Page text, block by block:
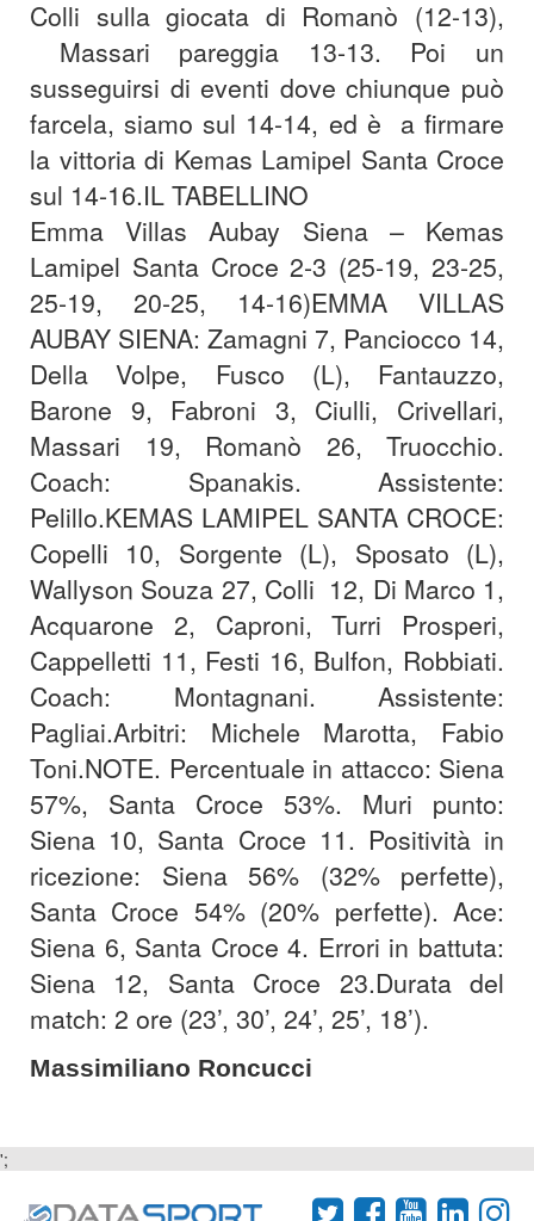
Colli sulla giocata di Romanò (12-13),
Massari pareggia 13-13. Poi un
susseguirsi di eventi dove chiunque può
farcela, siamo sul 14-14, ed è a firmare
la vittoria di Kemas Lamipel Santa Croce
sul 14-16.IL TABELLINO
Emma Villas Aubay Siena – Kemas
Lamipel Santa Croce 2-3 (25-19, 23-25,
25-19, 20-25, 14-16)EMMA VILLAS
AUBAY SIENA: Zamagni 7, Panciocco 14,
Della Volpe, Fusco (L), Fantauzzo,
Barone 9, Fabroni 3, Ciulli, Crivellari,
Massari 19, Romanò 26, Truocchio.
Coach: Spanakis. Assistente:
Pelillo.KEMAS LAMIPEL SANTA CROCE:
Copelli 10, Sorgente (L), Sposato (L),
Wallyson Souza 27, Colli 12, Di Marco 1,
Acquarone 2, Caproni, Turri Prosperi,
Cappelletti 11, Festi 16, Bulfon, Robbiati.
Coach: Montagnani. Assistente:
Pagliai.Arbitri: Michele Marotta, Fabio
Toni.NOTE. Percentuale in attacco: Siena
57%, Santa Croce 53%. Muri punto:
Siena 10, Santa Croce 11. Positività in
ricezione: Siena 56% (32% perfette),
Santa Croce 54% (20% perfette). Ace:
Siena 6, Santa Croce 4. Errori in battuta:
Siena 12, Santa Croce 23.Durata del
match: 2 ore (23’, 30’, 24’, 25’, 18’).
Massimiliano Roncucci
';